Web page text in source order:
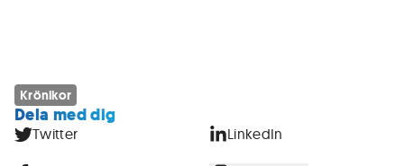
Krönikor
Dela med dig
Twitter LinkedIn